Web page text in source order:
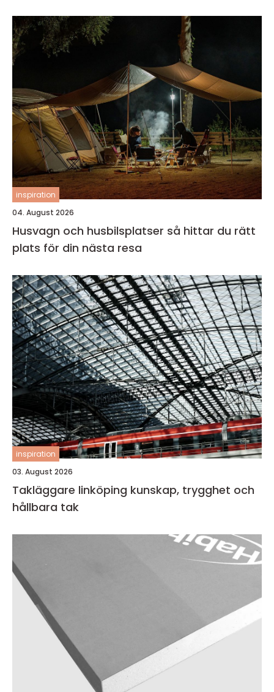
inspiration
04. August 2026
Husvagn och husbilsplatser så hittar du rätt
plats för din nästa resa
inspiration
03. August 2026
Takläggare linköping kunskap, trygghet och
hållbara tak